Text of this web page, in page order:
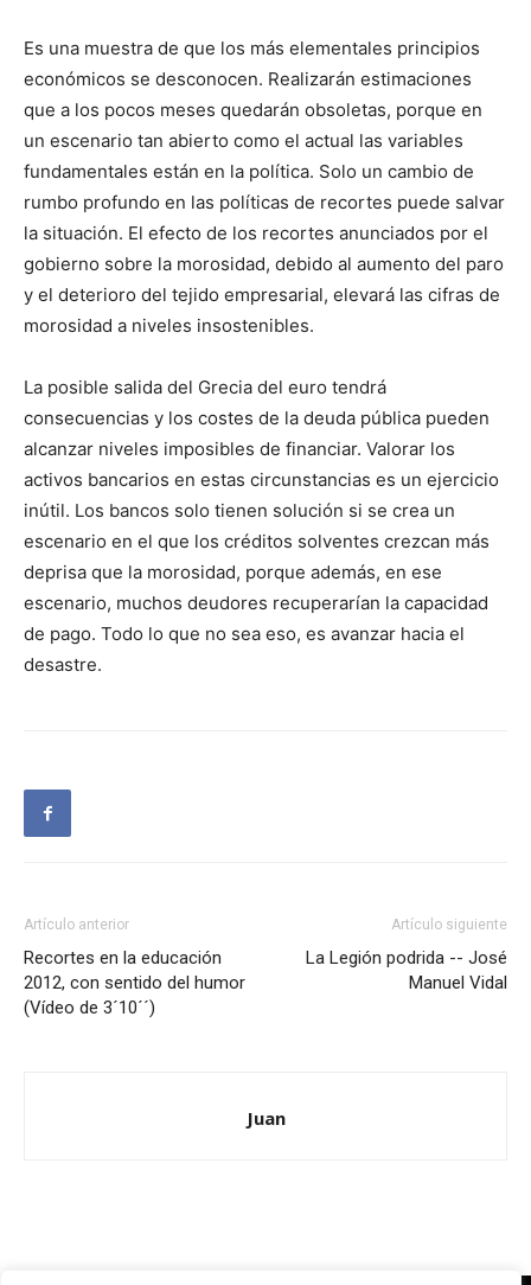
Es una muestra de que los más elementales principios
económicos se desconocen. Realizarán estimaciones
que a los pocos meses quedarán obsoletas, porque en
un escenario tan abierto como el actual las variables
fundamentales están en la política. Solo un cambio de
rumbo profundo en las políticas de recortes puede salvar
la situación. El efecto de los recortes anunciados por el
gobierno sobre la morosidad, debido al aumento del paro
y el deterioro del tejido empresarial, elevará las cifras de
morosidad a niveles insostenibles.
La posible salida del Grecia del euro tendrá
consecuencias y los costes de la deuda pública pueden
alcanzar niveles imposibles de financiar. Valorar los
activos bancarios en estas circunstancias es un ejercicio
inútil. Los bancos solo tienen solución si se crea un
escenario en el que los créditos solventes crezcan más
deprisa que la morosidad, porque además, en ese
escenario, muchos deudores recuperarían la capacidad
de pago. Todo lo que no sea eso, es avanzar hacia el
desastre.
Artículo anterior
Recortes en la educación
2012, con sentido del humor
(Vídeo de 3´10´´)
Artículo siguiente
La Legión podrida -- José
Manuel Vidal
Juan